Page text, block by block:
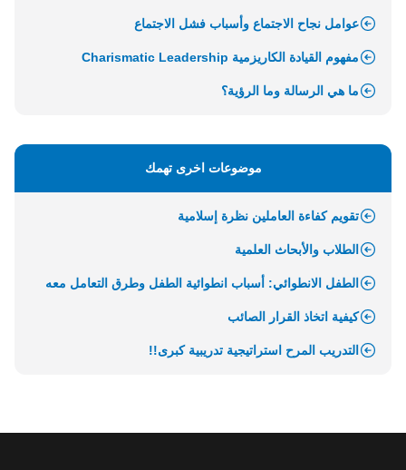
عوامل نجاح الاجتماع وأسباب فشل الاجتماع
مفهوم القيادة الكاريزمية Charismatic Leadership
ما هي الرسالة وما الرؤية؟
موضوعات اخرى تهمك
تقويم كفاءة العاملين نظرة إسلامية
الطلاب والأبحاث العلمية
الطفل الانطوائي: أسباب انطوائية الطفل وطرق التعامل معه
كيفية اتخاذ القرار الصائب
التدريب المرح استراتيجية تدريبية كبرى!!